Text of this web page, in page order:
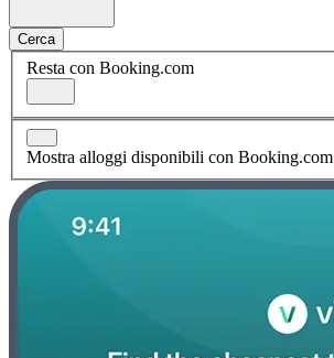
Cerca
Resta con Booking.com
Mostra alloggi disponibili con Booking.com